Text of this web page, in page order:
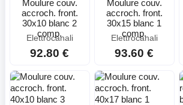
Moulure couv.
accroch. front.
30x10 blanc 2
comp.
Elettrocanali
92.80 €
Moulure couv.
accroch. front.
30x15 blanc 1
comp.
Elettrocanali
93.60 €